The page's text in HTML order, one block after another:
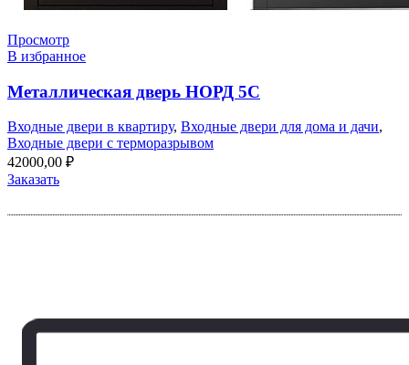
Просмотр
В избранное
Металлическая дверь НОРД 5С
Входные двери в квартиру, Входные двери для дома и дачи,
Входные двери с терморазрывом
42000,00 ₽
Заказать